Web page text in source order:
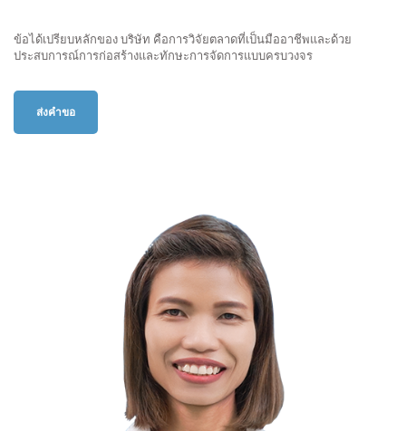
ข้อได้เปรียบหลักของ บริษัท คือการวิจัยตลาดที่เป็นมืออาชีพและด้วย
ประสบการณ์การก่อสร้างและทักษะการจัดการแบบครบวงจร
ส่งคำขอ